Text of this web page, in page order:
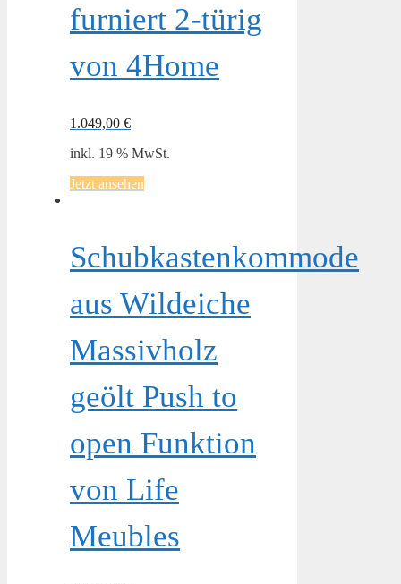
furniert 2-türig
von 4Home
1.049,00 €
inkl. 19 % MwSt.
Jetzt ansehen
Schubkastenkommode
aus Wildeiche
Massivholz
geölt Push to
open Funktion
von Life
Meubles